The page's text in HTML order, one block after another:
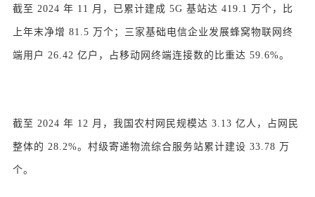
截至 2024 年 11 月，已累计建成 5G 基站达 419.1 万个，比
上年末净增 81.5 万个；三家基础电信企业发展蜂窝物联网终
端用户 26.42 亿户，占移动网终端连接数的比重达 59.6%。
截至 2024 年 12 月，我国农村网民规模达 3.13 亿人，占网民
整体的 28.2%。村级寄递物流综合服务站累计建设 33.78 万
个。